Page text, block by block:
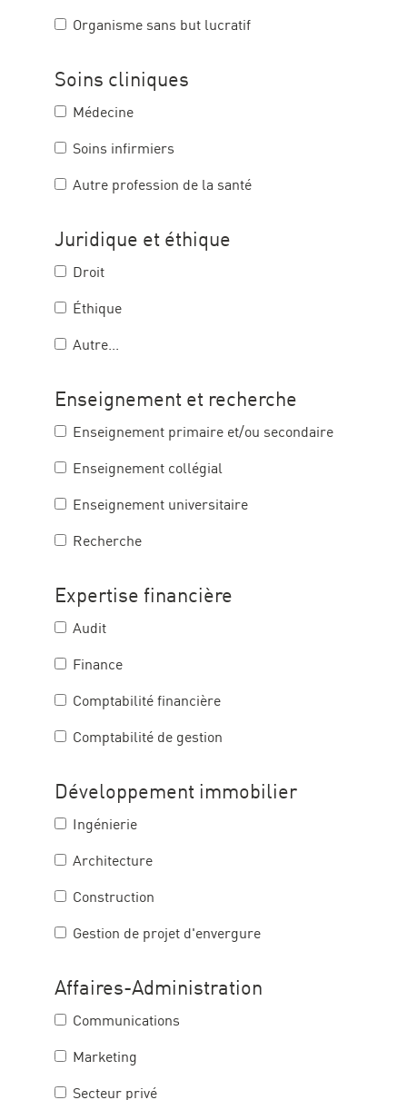
Organisme sans but lucratif
Soins cliniques
Médecine
Soins infirmiers
Autre profession de la santé
Juridique et éthique
Droit
Éthique
Autre...
Enseignement et recherche
Enseignement primaire et/ou secondaire
Enseignement collégial
Enseignement universitaire
Recherche
Expertise financière
Audit
Finance
Comptabilité financière
Comptabilité de gestion
Développement immobilier
Ingénierie
Architecture
Construction
Gestion de projet d'envergure
Affaires-Administration
Communications
Marketing
Secteur privé